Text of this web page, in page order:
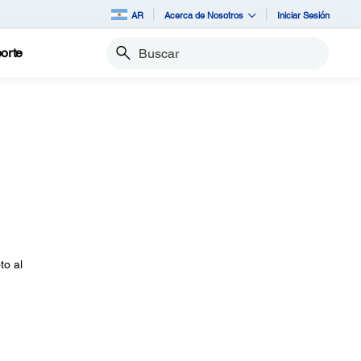
AR Acerca de Nosotros Iniciar Sesión
Buscar
al